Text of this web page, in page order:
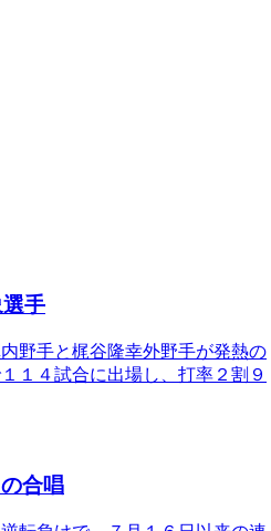
手
野手と梶谷隆幸外野手が発熱の
１４試合に出場し、打率２割９
合唱